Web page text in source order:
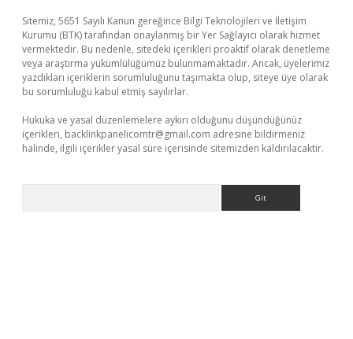
Sitemiz, 5651 Sayılı Kanun gereğince Bilgi Teknolojileri ve İletişim
Kurumu (BTK) tarafından onaylanmış bir Yer Sağlayıcı olarak hizmet
vermektedir. Bu nedenle, sitedeki içerikleri proaktif olarak denetleme
veya araştırma yükümlülüğümüz bulunmamaktadır. Ancak, üyelerimiz
yazdıkları içeriklerin sorumluluğunu taşımakta olup, siteye üye olarak
bu sorumluluğu kabul etmiş sayılırlar.
Hukuka ve yasal düzenlemelere aykırı olduğunu düşündüğünüz
içerikleri, backlinkpanelicomtr@gmail.com adresine bildirmeniz
halinde, ilgili içerikler yasal süre içerisinde sitemizden kaldırılacaktır.